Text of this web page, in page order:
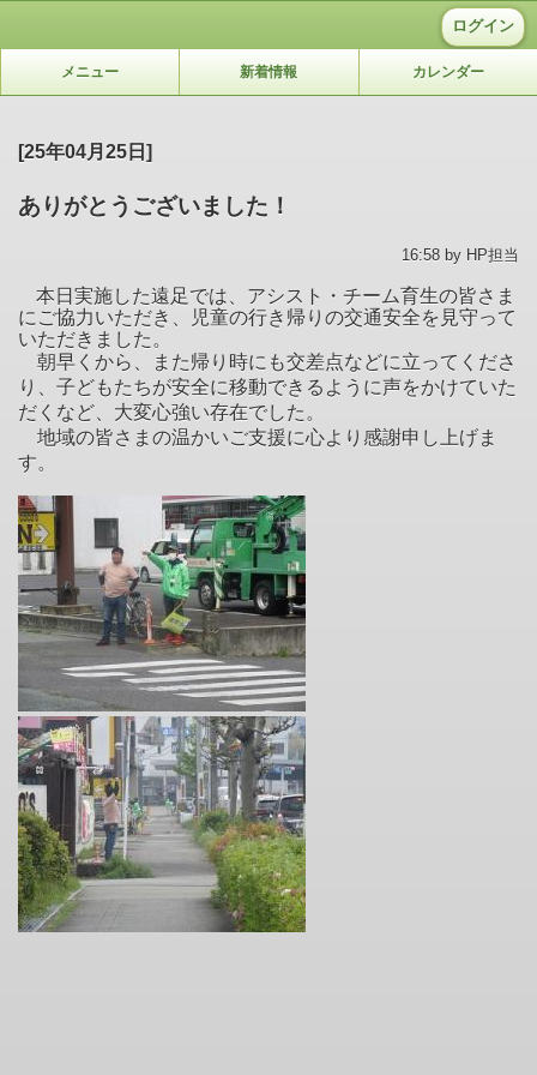
ログイン
メニュー 新着情報 カレンダー
[25年04月25日]
ありがとうございました！
16:58 by HP担当
本日実施した遠足では、アシスト・チーム育生の皆さま
にご協力いただき、児童の行き帰りの交通安全を見守って
いただきました。
朝早くから、また帰り時にも交差点などに立ってくださ
り、子どもたちが安全に移動できるように声をかけていた
だくなど、大変心強い存在でした。
地域の皆さまの温かいご支援に心より感謝申し上げま
す。